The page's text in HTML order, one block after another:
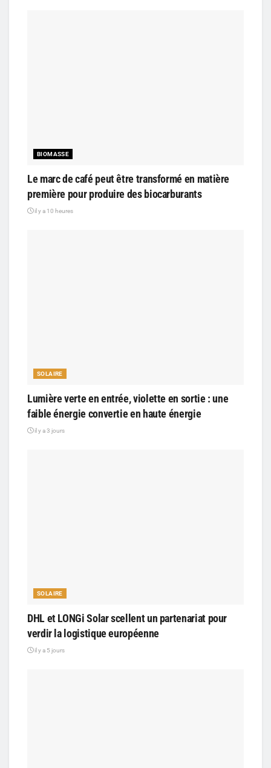
BIOMASSE
Le marc de café peut être transformé en matière
première pour produire des biocarburants
il y a 10 heures
SOLAIRE
Lumière verte en entrée, violette en sortie : une
faible énergie convertie en haute énergie
il y a 3 jours
SOLAIRE
DHL et LONGi Solar scellent un partenariat pour
verdir la logistique européenne
il y a 5 jours